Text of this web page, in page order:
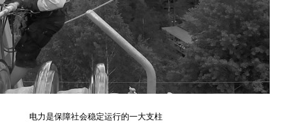
电力是保障社会稳定运行的一大支柱